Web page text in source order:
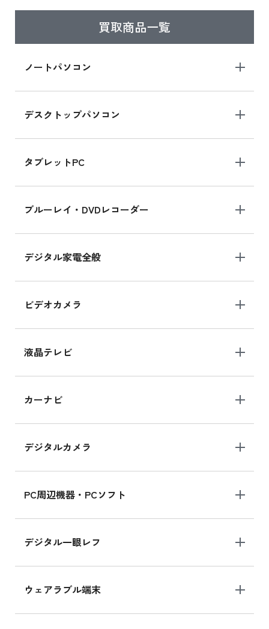
買取商品一覧
ノートパソコン
デスクトップパソコン
タブレットPC
ブルーレイ・DVDレコーダー
デジタル家電全般
ビデオカメラ
液晶テレビ
カーナビ
デジタルカメラ
PC周辺機器・PCソフト
デジタル一眼レフ
ウェアラブル端末
ら
iPad mini シリーズ 2024
iPad mini 8.3インチ の新品買取価格
iPhone 16 シリーズ
iPhone 16 の新品買取価格
iPad Air 11インチ シリーズ
iPad Air 11インチ の新品買取価格
iPhone 15 128GB シリーズ
iPhone 15 128GB の新品買取価格
MK2K3J/Aの新品買取価格はこちら